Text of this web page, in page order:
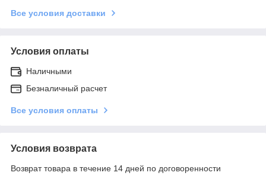
Все условия доставки
Условия оплаты
Наличными
Безналичный расчет
Все условия оплаты
Условия возврата
Возврат товара в течение 14 дней по договоренности